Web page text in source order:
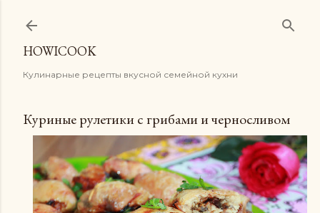
HOWICOOK
Кулинарные рецепты вкусной семейной кухни
Куриные рулетики с грибами и черносливом